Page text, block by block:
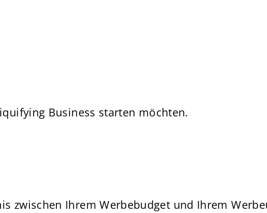
Business starten möchten.
zwischen Ihrem Werbebudget und Ihrem